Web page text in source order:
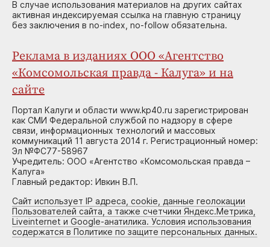
В случае использования материалов на других сайтах
активная индексируемая ссылка на главную страницу
без заключения в no-index, no-follow обязательна.
Реклама в изданиях ООО «Агентство
«Комсомольская правда - Калуга» и на
сайте
Портал Калуги и области www.kp40.ru зарегистрирован
как СМИ Федеральной службой по надзору в сфере
связи, информационных технологий и массовых
коммуникаций 11 августа 2014 г. Регистрационный номер:
Эл №ФС77-58967
Учредитель: ООО «Агентство «Комсомольская правда –
Калуга»
Главный редактор: Ивкин В.П.
Сайт использует IP адреса, cookie, данные геолокации
Пользователей сайта, а также счетчики Яндекс.Метрика,
Liveinternet и Google-анатилика. Условия использования
содержатся в Политике по защите персональных данных.